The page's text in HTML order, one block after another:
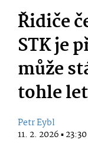
Řidiče
STK je
může
tohle
Petr Eybl
11. 2. 2026 ▪ 23:30